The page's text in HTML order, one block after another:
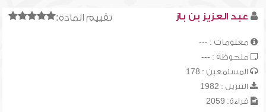
تقييم المادة: عبد العزيز بن باز
معلومات : ---
ملحوظة : ---
المستمعين : 178
التنزيل : 1982
قراءة: 2059